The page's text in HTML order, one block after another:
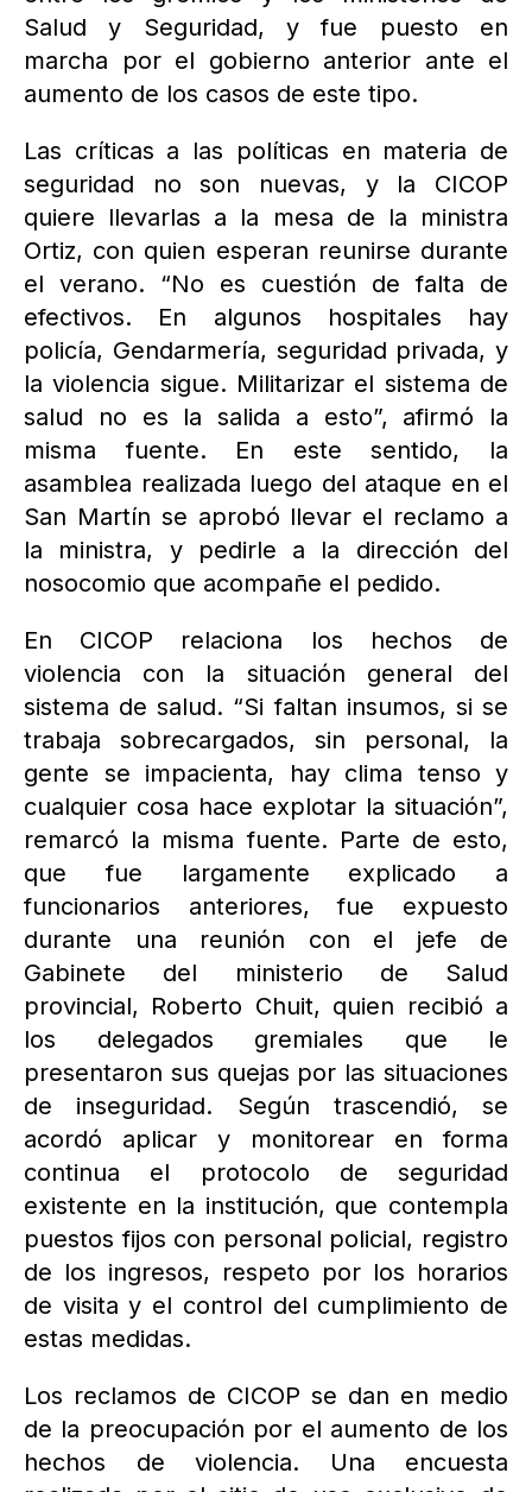
Salud y Seguridad, y fue puesto en
marcha por el gobierno anterior ante el
aumento de los casos de este tipo.
Las críticas a las políticas en materia de
seguridad no son nuevas, y la CICOP
quiere llevarlas a la mesa de la ministra
Ortiz, con quien esperan reunirse durante
el verano. “No es cuestión de falta de
efectivos. En algunos hospitales hay
policía, Gendarmería, seguridad privada, y
la violencia sigue. Militarizar el sistema de
salud no es la salida a esto”, afirmó la
misma fuente. En este sentido, la
asamblea realizada luego del ataque en el
San Martín se aprobó llevar el reclamo a
la ministra, y pedirle a la dirección del
nosocomio que acompañe el pedido.
En CICOP relaciona los hechos de
violencia con la situación general del
sistema de salud. “Si faltan insumos, si se
trabaja sobrecargados, sin personal, la
gente se impacienta, hay clima tenso y
cualquier cosa hace explotar la situación”,
remarcó la misma fuente. Parte de esto,
que fue largamente explicado a
funcionarios anteriores, fue expuesto
durante una reunión con el jefe de
Gabinete del ministerio de Salud
provincial, Roberto Chuit, quien recibió a
los delegados gremiales que le
presentaron sus quejas por las situaciones
de inseguridad. Según trascendió, se
acordó aplicar y monitorear en forma
continua el protocolo de seguridad
existente en la institución, que contempla
puestos fijos con personal policial, registro
de los ingresos, respeto por los horarios
de visita y el control del cumplimiento de
estas medidas.
Los reclamos de CICOP se dan en medio
de la preocupación por el aumento de los
hechos de violencia. Una encuesta